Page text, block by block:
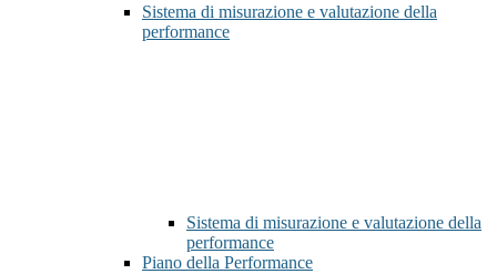
Sistema di misurazione e valutazione della
performance
Sistema di misurazione e valutazione della
performance
Piano della Performance